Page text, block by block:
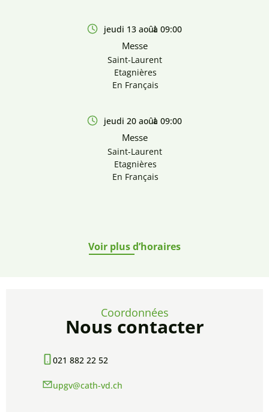
jeudi 13 aoûtà 09:00
Messe
Saint-Laurent
Etagnières
En Français
jeudi 20 aoûtà 09:00
Messe
Saint-Laurent
Etagnières
En Français
Voir plus d’horaires
Coordonnées
Nous contacter
021 882 22 52
upgv@cath-vd.ch